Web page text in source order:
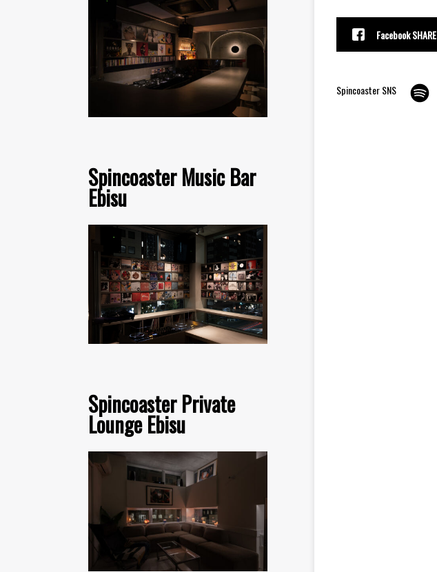
Spincoaster Music Bar
Ebisu
Spincoaster Private
Lounge Ebisu
Facebook SHARE
Spincoaster SNS